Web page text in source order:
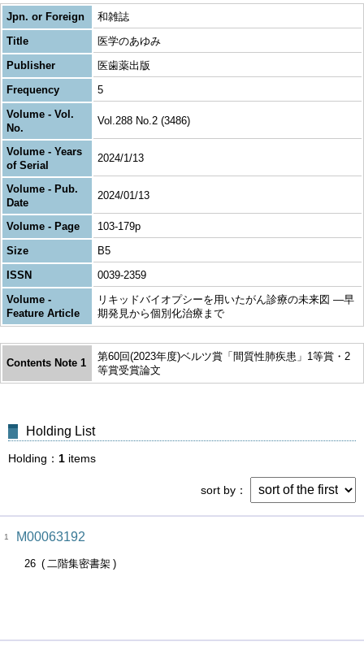
Jpn. or Foreign
和雑誌
Title
医学のあゆみ
Publisher
医歯薬出版
Frequency
5
Volume - Vol.
No.
Vol.288 No.2 (3486)
Volume - Years
of Serial
2024/1/13
Volume - Pub.
Date
2024/01/13
Volume - Page
103-179p
Size
B5
ISSN
0039-2359
Volume -
Feature Article
リキッドバイオプシーを用いたがん診療の未来図 ―早
期発見から個別化治療まで
Contents Note 1
第60回(2023年度)ベルツ賞「間質性肺疾患」1等賞・2
等賞受賞論文
Holding List
Holding 1 items
sort by
1 M00063192
26 二階集密書架